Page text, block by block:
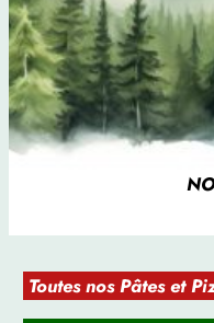
Toutes nos Pâtes et